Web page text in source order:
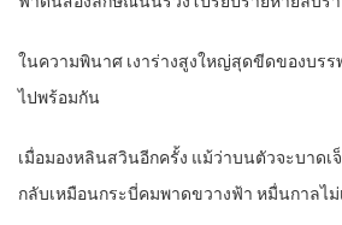
ในความพินาศ เงาร่างสูงใหญ่สุดขีดของบรร
ไปพร้อมกัน
เมื่อมองหลินสวินอีกครั้ง แม้ว่าบนตัวจะบาด
กลับเหมือนกระบี่คมพาดขวางฟ้า หมื่นกาลไ